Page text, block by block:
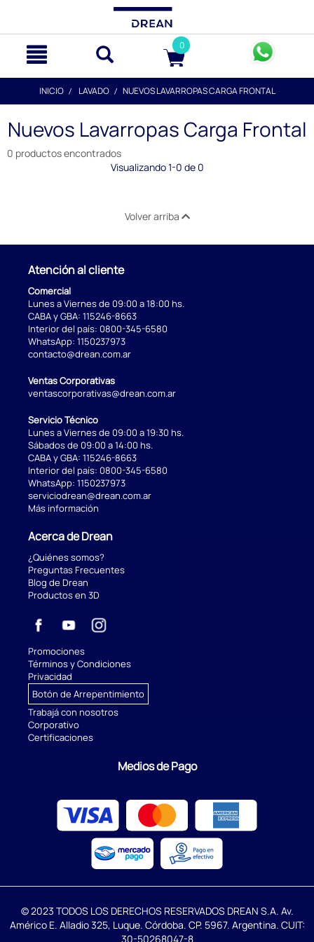
0
INICIO LAVADO NUEVOS LAVARROPAS CARGA FRONTAL
Nuevos Lavarropas Carga Frontal
0 productos encontrados
Visualizando 1-0 de 0
Volver arriba
Atención al cliente
Comercial
Lunes a Viernes de 09:00 a 18:00 hs.
CABA y GBA: 115246-8663
Interior del país: 0800-345-6580
WhatsApp: 1150237973
contacto@drean.com.ar
Ventas Corporativas
ventascorporativas@drean.com.ar
Servicio Técnico
Lunes a Viernes de 09:00 a 19:30 hs.
Sábados de 09:00 a 14:00 hs.
CABA y GBA: 115246-8663
Interior del país: 0800-345-6580
WhatsApp: 1150237973
serviciodrean@drean.com.ar
Más información
Acerca de Drean
¿Quiénes somos?
Preguntas Frecuentes
Blog de Drean
Productos en 3D
Promociones
Términos y Condiciones
Privacidad
Botón de Arrepentimiento
Trabajá con nosotros
Corporativo
Certificaciones
Medios de Pago
© 2023 TODOS LOS DERECHOS RESERVADOS DREAN S.A. Av.
Américo E. Alladio 325, Luque. Córdoba. CP. 5967. Argentina. CUIT:
30-50268047-8